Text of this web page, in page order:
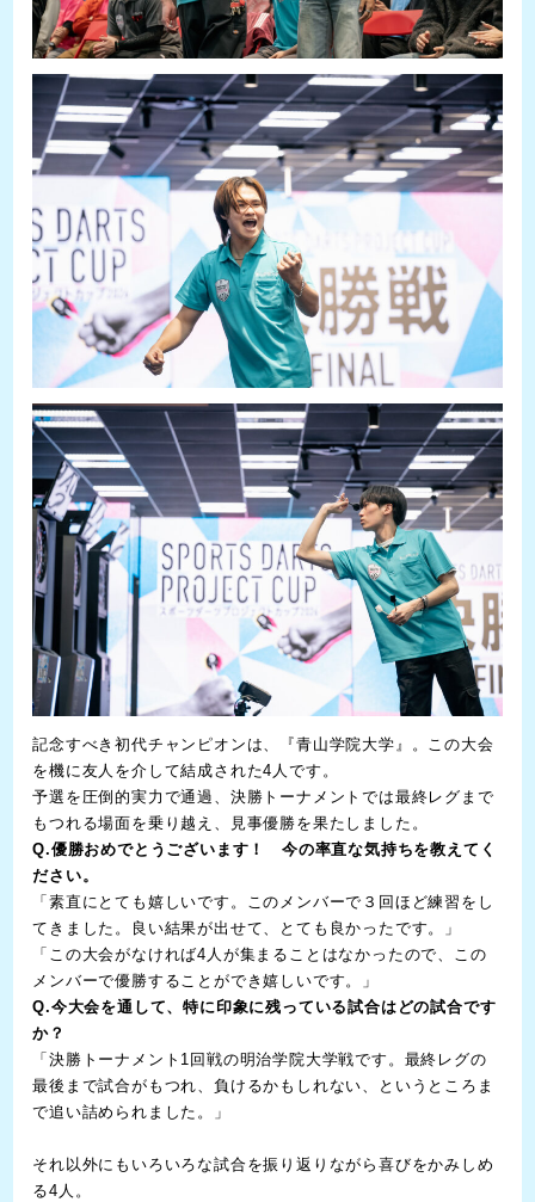
記念すべき初代チャンピオンは、『青山学院大学』。この大会
を機に友人を介して結成された4人です。
予選を圧倒的実力で通過、決勝トーナメントでは最終レグまで
もつれる場面を乗り越え、見事優勝を果たしました。
Q.優勝おめでとうございます！ 今の率直な気持ちを教えてく
ださい。
「素直にとても嬉しいです。このメンバーで３回ほど練習をし
てきました。良い結果が出せて、とても良かったです。」
「この大会がなければ4人が集まることはなかったので、この
メンバーで優勝することができ嬉しいです。」
Q.今大会を通して、特に印象に残っている試合はどの試合です
か？
「決勝トーナメント1回戦の明治学院大学戦です。最終レグの
最後まで試合がもつれ、負けるかもしれない、というところま
で追い詰められました。」
それ以外にもいろいろな試合を振り返りながら喜びをかみしめ
る4人。